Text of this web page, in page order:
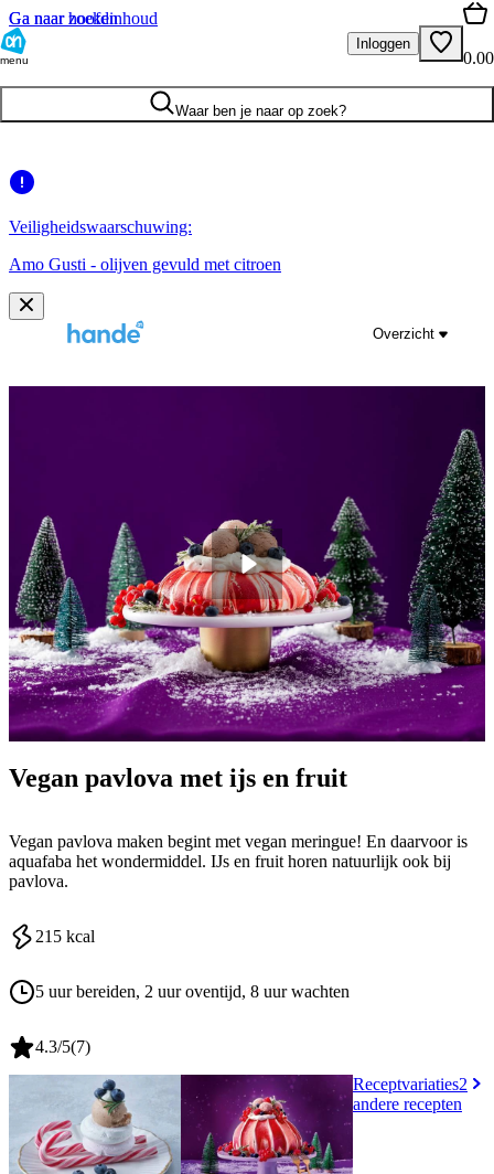
Ga naar hoofdinhoud
Ga naar zoeken
menu
Inloggen
0.00
Waar ben je naar op zoek?
Veiligheidswaarschuwing:
Amo Gusti - olijven gevuld met citroen
Overzicht
Vegan pavlova met ijs en fruit
Vegan pavlova maken begint met vegan meringue! En daarvoor is
aquafaba het wondermiddel. IJs en fruit horen natuurlijk ook bij
pavlova.
215 kcal
5 uur bereiden, 2 uur oventijd, 8 uur wachten
4.3/5(7)
Receptvariaties2
andere recepten